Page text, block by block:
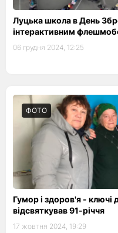
Луцька школа в День
інтерактивним
06 грудня 2024, 12:25
ФОТО
Гумор і здоров'я - ключі
відсвяткував 91-річчя
17 жовтня 2024, 19:29